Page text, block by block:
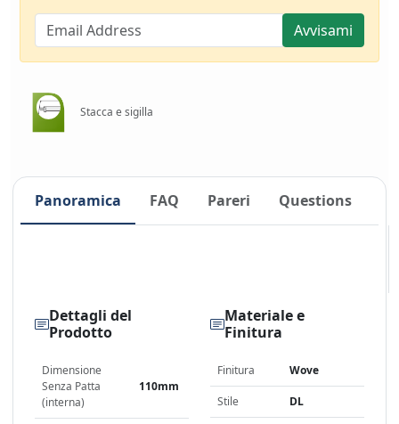
Avvisami
Stacca e sigilla
Panoramica FAQ Pareri Questions
Dettagli del
Prodotto
Dimensione
Senza Patta
(interna)
110mm
Materiale e
Finitura
Finitura Wove
Stile DL